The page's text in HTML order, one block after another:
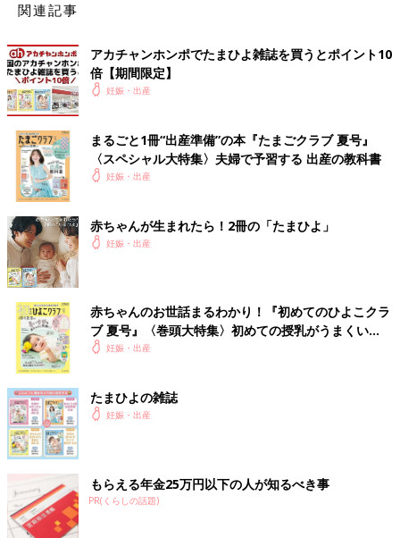
関連記事
アカチャンホンポでたまひよ雑誌を買うとポイント10
倍【期間限定】
妊娠・出産
まるごと1冊“出産準備”の本『たまごクラブ 夏号』
〈スペシャル大特集〉夫婦で予習する 出産の教科書
妊娠・出産
赤ちゃんが生まれたら！2冊の「たまひよ」
妊娠・出産
赤ちゃんのお世話まるわかり！『初めてのひよこクラ
ブ 夏号』〈巻頭大特集〉初めての授乳がうまくい
く！ おっぱい・ミルクの基本と夏のトラブル 解決テ
妊娠・出産
たまひよの雑誌
妊娠・出産
もらえる年金25万円以下の人が知るべき事
PR(くらしの話題)